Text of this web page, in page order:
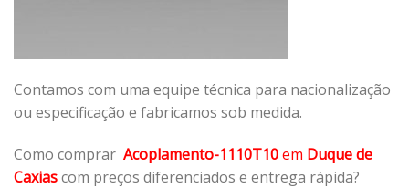
Contamos com uma equipe técnica para nacionalização
ou especificação e fabricamos sob medida.
Como comprar Acoplamento-1110T10em Duque de
Caxiascom preços diferenciados e entrega rápida?